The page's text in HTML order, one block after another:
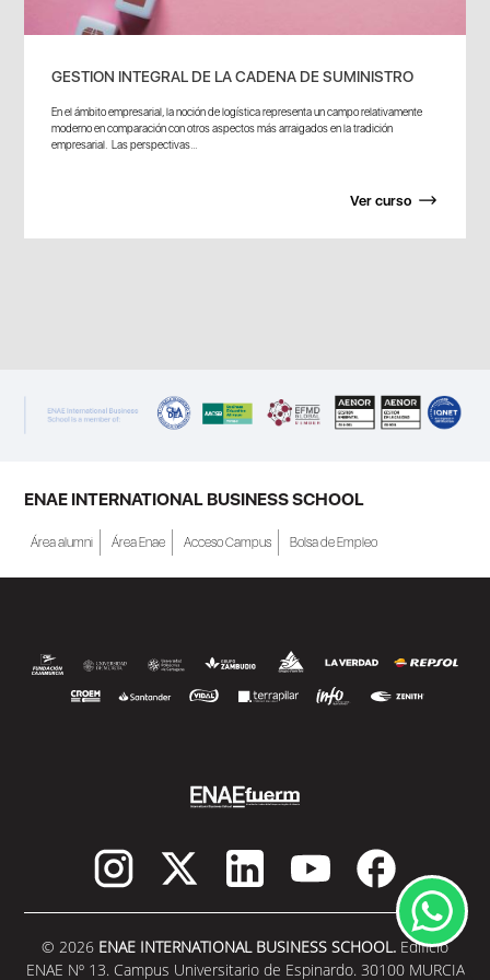
GESTION INTEGRAL DE LA CADENA DE SUMINISTRO
En el ámbito empresarial, la noción de logística representa un campo relativamente
moderno en comparación con otros aspectos más arraigados en la tradición
empresarial. Las perspectivas...
Ver curso
ENAE INTERNATIONAL BUSINESS SCHOOL
Área alumni Área Enae Acceso Campus Bolsa de Empleo
© 2026 ENAE INTERNATIONAL BUSINESS SCHOOL. Edificio
ENAE Nº 13. Campus Universitario de Espinardo. 30100 MURCIA